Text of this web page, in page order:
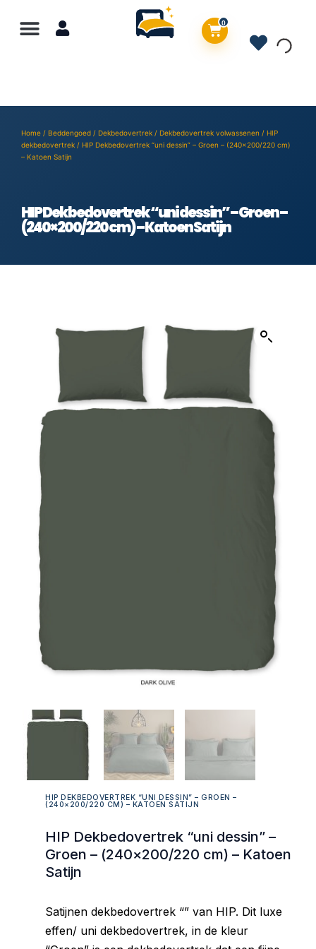
0
Home / Beddengoed / Dekbedovertrek / Dekbedovertrek volwassenen / HIP
dekbedovertrek / HIP Dekbedovertrek “uni dessin” – Groen – (240×200/220 cm)
– Katoen Satijn
HIP Dekbedovertrek “uni dessin” – Groen –
(240×200/220 cm) – Katoen Satijn
HIP DEKBEDOVERTREK “UNI DESSIN” – GROEN –
(240×200/220 CM) – KATOEN SATIJN
HIP Dekbedovertrek “uni dessin” –
Groen – (240×200/220 cm) – Katoen
Satijn
Satijnen dekbedovertrek “” van HIP. Dit luxe
effen/ uni dekbedovertrek, in de kleur